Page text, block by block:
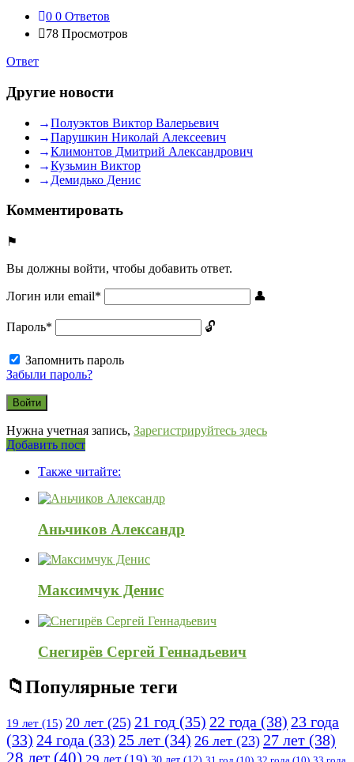
0 0 Ответов
78 Просмотров
Ответ
Другие новости
Полуэктов Виктор Валерьевич
Парушкин Николай Алексеевич
Климонтов Дмитрий Александрович
Кузьмин Виктор
Демидько Денис
Комментировать
Вы должны войти, чтобы добавить ответ.
Логин или email*
Пароль*
Запомнить пароль
Забыли пароль?
Нужна учетная запись, Зарегистрируйтесь здесь
Боковая
Добавить пост
120x600Также читайте:
Аньчиков Александр
Максимчук Денис
Снегирёв Сергей Геннадьевич
Популярные теги
19 лет (15) 20 лет (25) 21 год (35) 22 года (38) 23 года
(33) 24 года (33) 25 лет (34) 26 лет (23) 27 лет (38)
28 лет (40)